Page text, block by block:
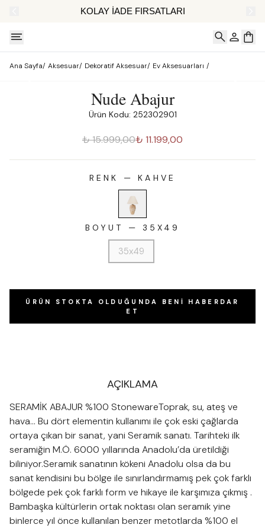
KOLAY İADE FIRSATLARI
Ana Sayfa/ Aksesuar/ Dekoratif Aksesuar/ Ev Aksesuarları /
Nude Abajur
Ürün Kodu: 252302901
₺ 15.999,00₺ 11.199,00
RENK — KAHVE
BOYUT — 35X49
35x49
ÜRÜN STOKTA OLDUĞUNDA BENI HABERDAR
ET
AÇIKLAMA
SERAMİK ABAJUR %100 StonewareToprak, su, ateş ve
hava… Bu dört elementin kullanımı ile çok eski çağlarda
ortaya çıkan bir sanat, yani Seramik sanatı. Tarihteki ilk
seramiğin M.Ö. 6000 yıllarında Anadolu’da üretildiği
biliniyor.Seramik sanatının kökeni Anadolu olsa da bu
sanat kendisini bu bölge ile sınırlandırmamış pek çok farklı
bölgede pek çok farklı form ve hikaye ile karşımıza çıkmış .
Bambaşka kültürlerin ortak noktası olan seramik yine
binlerce yıl önce kullanılan benzer metotlarda %100 el